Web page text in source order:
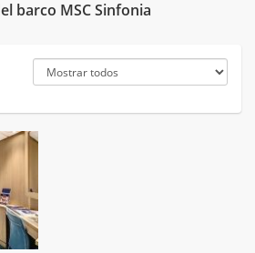
barco MSC Sinfonia